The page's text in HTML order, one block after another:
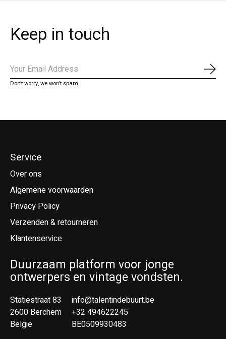
Keep in touch
Don’t worry, we won’t spam
Service
Over ons
Algemene voorwaarden
Privacy Policy
Verzenden & retourneren
Klantenservice
Duurzaam platform voor jonge
ontwerpers en vintage vondsten.
Statiestraat 83
2600 Berchem
België
info@talentindebuurt.be
+32 494622245
BE0509930483